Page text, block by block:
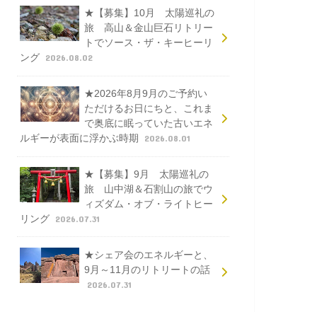
★【募集】10月 太陽巡礼の
旅 高山＆金山巨石リトリー
トでソース・ザ・キーヒーリ
ング 2026.08.02
★2026年8月9月のご予約い
ただけるお日にちと、これま
で奥底に眠っていた古いエネ
ルギーが表面に浮かぶ時期
2026.08.01
★【募集】9月 太陽巡礼の
旅 山中湖＆石割山の旅でウ
ィズダム・オブ・ライトヒー
リング 2026.07.31
★シェア会のエネルギーと、
9月～11月のリトリートの話
2026.07.31